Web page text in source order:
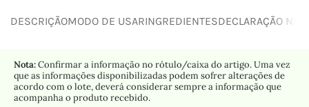
DESCRIÇÃOMODO DE USARINGREDIENTESDECLARAÇÃO
Nota:Confirmar a informação no rótulo/caixa do artigo. Uma vez
que as informações disponibilizadas podem sofrer alterações de
acordo com o lote, deverá considerar sempre a informação que
acompanha o produto recebido.